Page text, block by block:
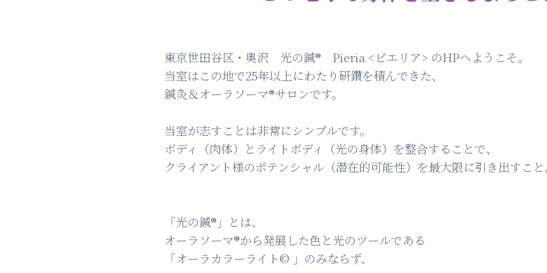
東京世田谷区・奥沢 光の鍼®️ Pieria <ピエリア> のHPへようこそ。
当室はこの地で25年以上にわたり研鑽を積んできた、
鍼灸＆オーラソーマ®︎サロンです。
当室が志すことは非常にシンプルです。
ボディ（肉体）とライトボディ（光の身体）を整合することで、
クライアント様のポテンシャル（潜在的可能性）を最大限に引き出すこ
「光の鍼®️」とは、
オーラソーマ®️から発展した色と光のツールである
「オーラカラーライト©︎ 」のみならず、